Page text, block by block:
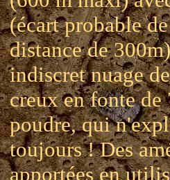
(écart probable
distance de
indiscret nuage
creux en fonte de
poudre, qui
toujours ! Des
apportées en